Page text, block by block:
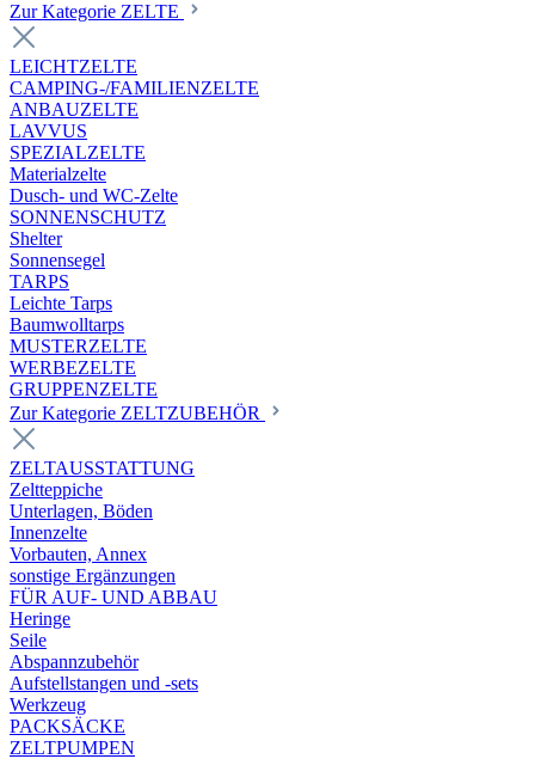
Zur Kategorie ZELTE
LEICHTZELTE
CAMPING-/FAMILIENZELTE
ANBAUZELTE
LAVVUS
SPEZIALZELTE
Materialzelte
Dusch- und WC-Zelte
SONNENSCHUTZ
Shelter
Sonnensegel
TARPS
Leichte Tarps
Baumwolltarps
MUSTERZELTE
WERBEZELTE
GRUPPENZELTE
Zur Kategorie ZELTZUBEHÖR
ZELTAUSSTATTUNG
Zeltteppiche
Unterlagen, Böden
Innenzelte
Vorbauten, Annex
sonstige Ergänzungen
FÜR AUF- UND ABBAU
Heringe
Seile
Abspannzubehör
Aufstellstangen und -sets
Werkzeug
PACKSÄCKE
ZELTPUMPEN